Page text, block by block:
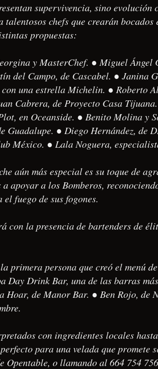
supervivencia, sino evolución
talentosos chefs que crearán
propuestas:
y MasterChef. ● Miguel Ángel
del Campo, de Cascabel. ● Janina
una estrella Michelin. ● Roberto
Cabrera, de Proyecto Casa
en Oceanside. ● Benito Molina y
Guadalupe. ● Diego Hernández, de
México. ● Lala Noguera,
aún más especial es su toque de
a apoyar a los Bomberos,
fuego de sus fogones.
con la presencia de bartenders de
primera persona que creó el menú
Day Drink Bar, una de las barras
Hoar, de Manor Bar. ● Ben Rojo, de
con ingredientes locales
para una velada que promete
Opentable, o llamando al 664 754